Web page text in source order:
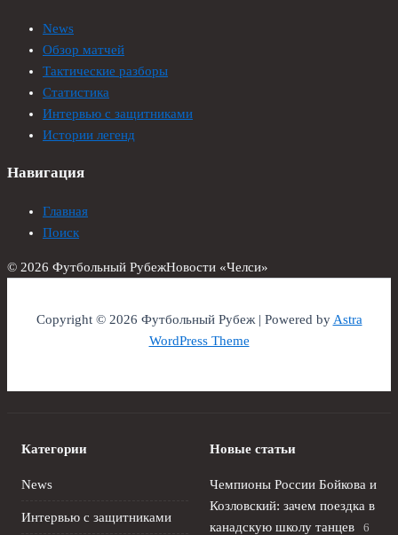
News
Обзор матчей
Тактические разборы
Статистика
Интервью с защитниками
Истории легенд
Навигация
Главная
Поиск
© 2026 Футбольный РубежНовости «Челси»
Copyright © 2026 Футбольный Рубеж | Powered byAstra
WordPress Theme
Категории
News
Интервью с защитниками
Новые статьи
Чемпионы России Бойкова и
Козловский: зачем поездка в
канадскую школу танцев
6